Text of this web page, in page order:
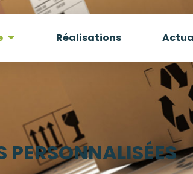
Réalisations